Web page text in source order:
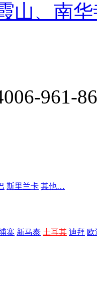
山、南
961-
斯里兰卡 其他…
寨 新马泰 土耳其 迪拜 欧